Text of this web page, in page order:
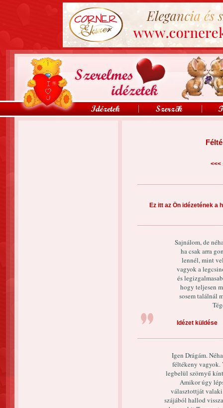
<<<
Ez itt az Ön idézetének a
Sajnálom, de
ha csak arra
lennél, mint
vagyok a
és
hogy teljesen
sosem találnál
Idézet küldése
Igen Drágám.
féltékeny vagyok.
legbelül szörnyű
Amikor úgy
választottját valaki
szájából hallod